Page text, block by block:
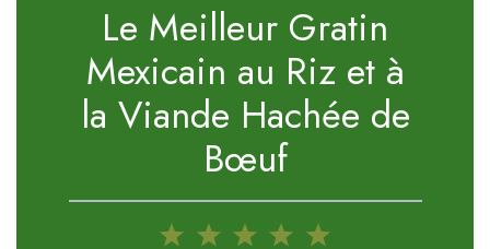
Le Meilleur Gratin
Mexicain au Riz et à
la Viande Hachée de
Bœuf
5
4
3
2
1